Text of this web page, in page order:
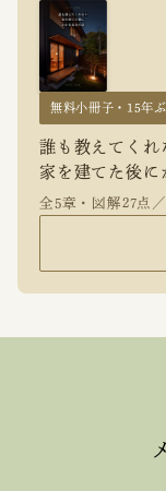
無料小冊子・15年
誰も教えてくれ
家を建てた後に
全5章・図解27点